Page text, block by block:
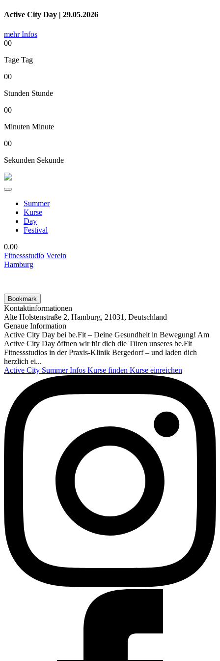
Active City Day | 29.05.2026
mehr Infos
00
Tage Tag
00
Stunden Stunde
00
Minuten Minute
00
Sekunden Sekunde
Summer
Kurse
Day
Festival
0.00
Fitnessstudio Verein
Hamburg
Bookmark
Kontaktinformationen
Alte Holstenstraße 2, Hamburg, 21031, Deutschland
Genaue Information
Active City Day bei be.Fit – Deine Gesundheit in Bewegung! Am
Active City Day öffnen wir für dich die Türen unseres be.Fit
Fitnessstudios in der Praxis-Klinik Bergedorf – und laden dich
herzlich ei...
Active City SummerInfos Kurse finden Kurse einreichen